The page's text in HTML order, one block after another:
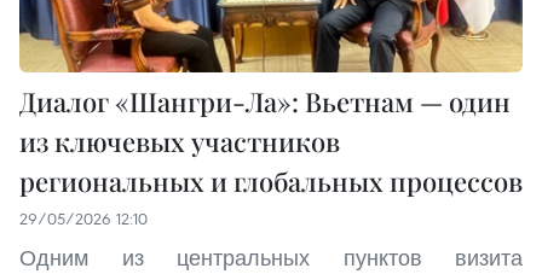
Диалог «Шангри-Ла»: Вьетнам — один
из ключевых участников
региональных и глобальных процессов
29/05/2026 12:10
Одним из центральных пунктов визита